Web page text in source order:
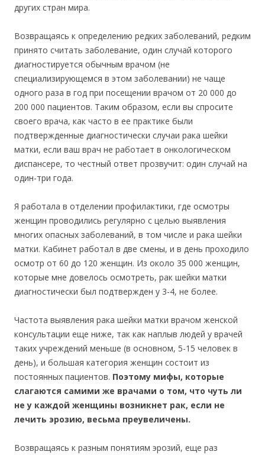
других стран мира.
Возвращаясь к определению редких заболеваний, редким
принято считать заболевание, один случай которого
диагностируется обычным врачом (не
специализирующемся в этом заболевании) не чаще
одного раза в год при посещении врачом от 20 000 до
200 000 пациентов. Таким образом, если вы спросите
своего врача, как часто в ее практике были
подтвержденные диагностически случаи рака шейки
матки, если ваш врач не работает в онкологическом
диспансере, то честный ответ прозвучит: один случай на
один-три года.
Я работала в отделении профилактики, где осмотры
женщин проводились регулярно с целью выявления
многих опасных заболеваний, в том числе и рака шейки
матки. Кабинет работал в две смены, и в день проходило
осмотр от 60 до 120 женщин. Из около 35 000 женщин,
которые мне довелось осмотреть, рак шейки матки
диагностически был подтвержден у 3-4, не более.
Частота выявления рака шейки матки врачом женской
консультации еще ниже, так как наплыв людей у врачей
таких учреждений меньше (в основном, 5-15 человек в
день), и большая категория женщин состоит из
постоянных пациентов. Поэтому мифы, которые
слагаются самими же врачами о том, что чуть ли
не у каждой женщины возникнет рак, если не
лечить эрозию, весьма преувеличены.
Возвращаясь к разным понятиям эрозий, еще раз